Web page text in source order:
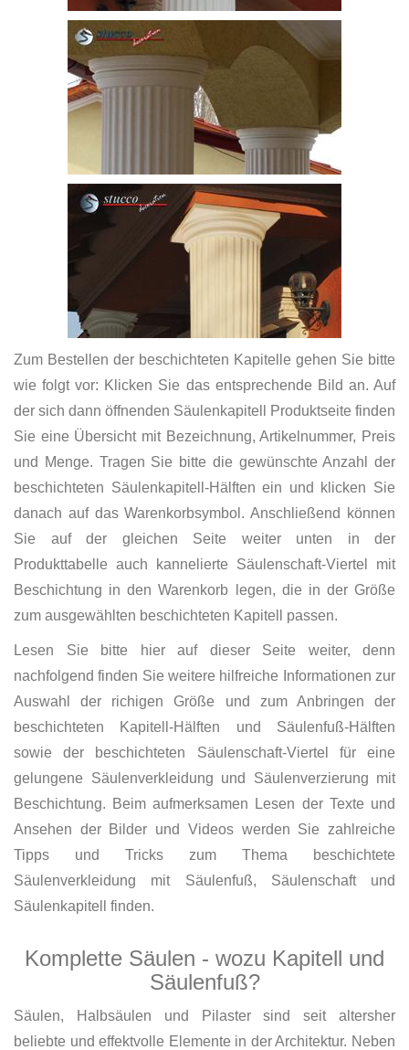
Zum Bestellen der beschichteten Kapitelle gehen Sie bitte
wie folgt vor: Klicken Sie das entsprechende Bild an. Auf
der sich dann öffnenden Säulenkapitell Produktseite finden
Sie eine Übersicht mit Bezeichnung, Artikelnummer, Preis
und Menge. Tragen Sie bitte die gewünschte Anzahl der
beschichteten Säulenkapitell-Hälften ein und klicken Sie
danach auf das Warenkorbsymbol. Anschließend können
Sie auf der gleichen Seite weiter unten in der
Produkttabelle auch kannelierte Säulenschaft-Viertel mit
Beschichtung in den Warenkorb legen, die in der Größe
zum ausgewählten beschichteten Kapitell passen.
Lesen Sie bitte hier auf dieser Seite weiter, denn
nachfolgend finden Sie weitere hilfreiche Informationen zur
Auswahl der richigen Größe und zum Anbringen der
beschichteten Kapitell-Hälften und Säulenfuß-Hälften
sowie der beschichteten Säulenschaft-Viertel für eine
gelungene Säulenverkleidung und Säulenverzierung mit
Beschichtung. Beim aufmerksamen Lesen der Texte und
Ansehen der Bilder und Videos werden Sie zahlreiche
Tipps und Tricks zum Thema beschichtete
Säulenverkleidung mit Säulenfuß, Säulenschaft und
Säulenkapitell finden.
Komplette Säulen - wozu Kapitell und
Säulenfuß?
Säulen, Halbsäulen und Pilaster sind seit altersher
beliebte und effektvolle Elemente in der Architektur. Neben